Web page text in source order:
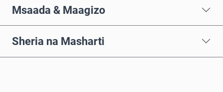
Msaada & Maagizo
Sheria na Masharti